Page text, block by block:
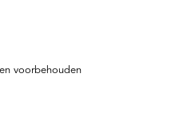
voorbehouden